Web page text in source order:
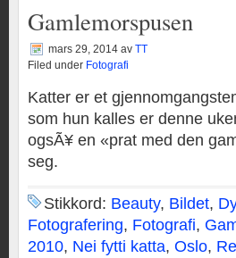
Gamlemorspusen
mars 29, 2014 av TT
Filed under Fotografi
Katter er et
som hun kalles er denne
ogsÃ¥ en «prat med den
seg.
Stikkord: Beauty, Bildet,
Fotografering, Fotografi,
2010, Nei fytti katta, Oslo,